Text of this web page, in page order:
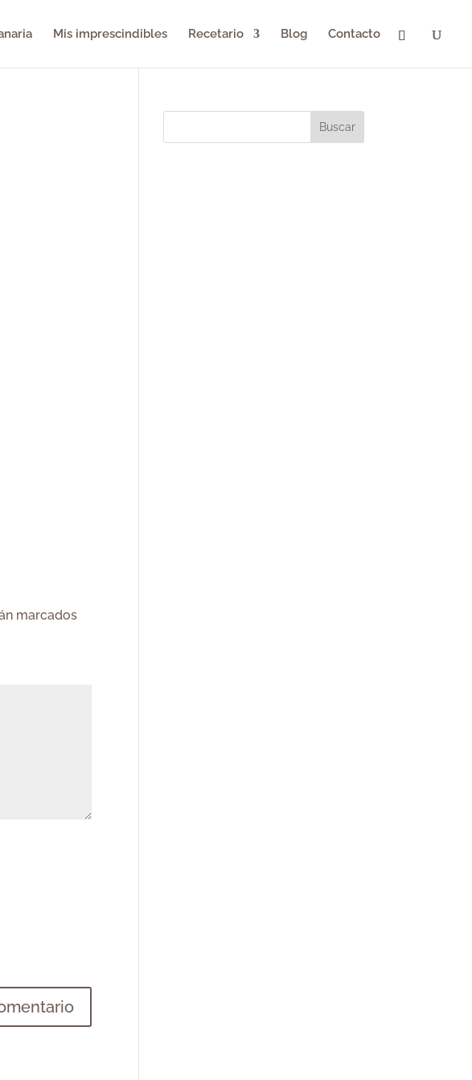
Mis imprescindibles Recetario Blog Contacto
marcados
Buscar